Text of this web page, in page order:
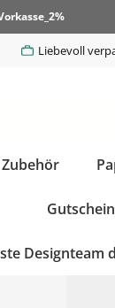
Liebevoll
Designteam